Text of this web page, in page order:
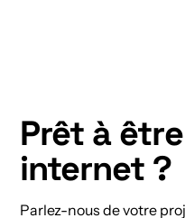
Prêt à
internet ?
Parlez-nous de votre